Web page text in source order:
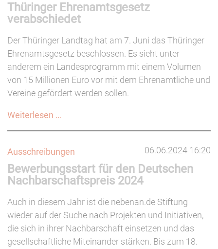
"Kulturräume"
Thüringer Ehrenamtsgesetz
verabschiedet
Der Thüringer Landtag hat am 7. Juni das Thüringer
Ehrenamtsgesetz beschlossen. Es sieht unter
anderem ein Landesprogramm mit einem Volumen
von 15 Millionen Euro vor mit dem Ehrenamtliche und
Vereine gefördert werden sollen.
Weiterlesen …
06.06.2024 16:20
Ausschreibungen
Bewerbungsstart für den Deutschen
Nachbarschaftspreis 2024
Auch in diesem Jahr ist die nebenan.de Stiftung
wieder auf der Suche nach Projekten und Initiativen,
die sich in ihrer Nachbarschaft einsetzen und das
gesellschaftliche Miteinander stärken. Bis zum 18.